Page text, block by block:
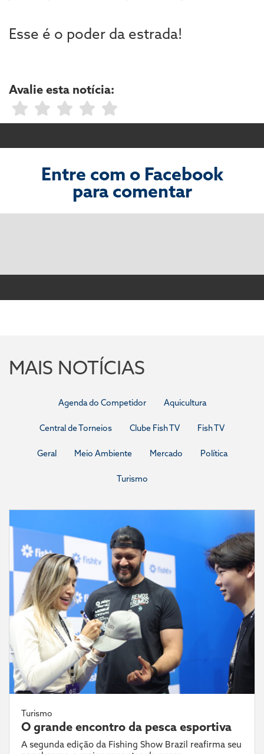
Esse é o poder da estrada!
Avalie esta notícia:
Entre com o Facebook
para comentar
MAIS NOTÍCIAS
Agenda do Competidor Aquicultura
Central de Torneios Clube Fish TV Fish TV
Geral Meio Ambiente Mercado Política
Turismo
Turismo
O grande encontro da pesca esportiva
A segunda edição da Fishing Show Brazil reafirma seu